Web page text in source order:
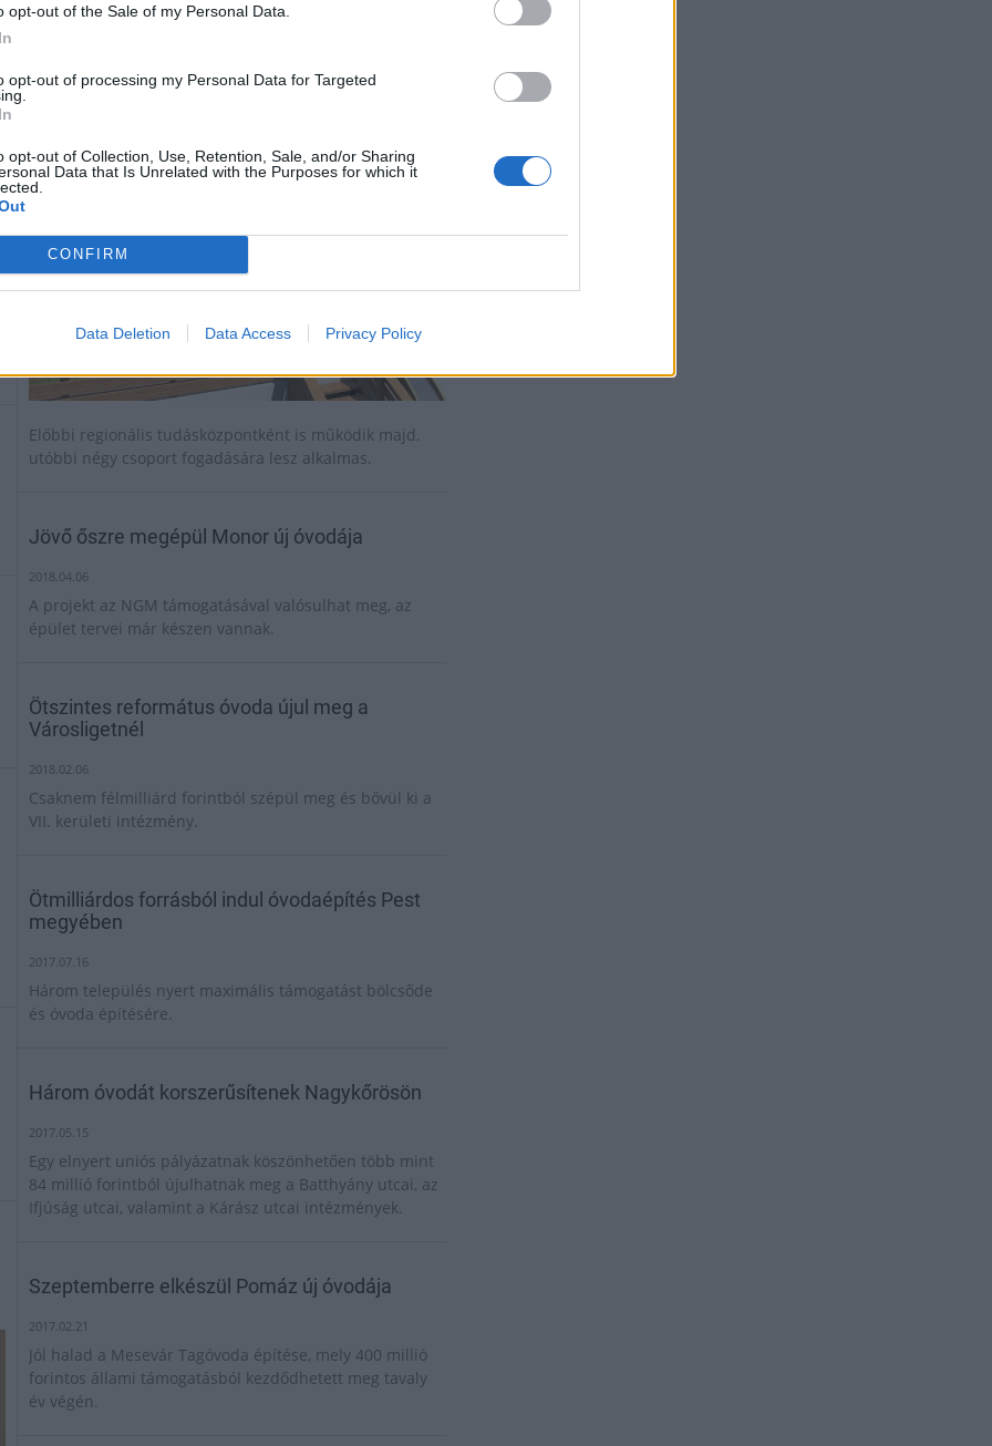
opt-out of the Sale of my Personal Data.
opt-out of processing my Personal Data for Targeted
opt-out of Collection, Use, Retention, Sale, and/or Sharing
Data that Is Unrelated with the Purposes for which it
CONFIRM
Data Deletion Data Access Privacy Policy
Előbbi regionális tudásközpontként is működik majd,
utóbbi négy csoport fogadására lesz alkalmas.
Jövő őszre megépül Monor új óvodája
2018.04.06
A projekt az NGM támogatásával valósulhat meg, az
épület tervei már készen vannak.
Ötszintes református óvoda újul meg a
Városligetnél
2018.02.06
Csaknem félmilliárd forintból szépül meg és bővül ki a
VII. kerületi intézmény.
Ötmilliárdos forrásból indul óvodaépítés Pest
megyében
2017.07.16
Három település nyert maximális támogatást bölcsőde
és óvoda építésére.
Három óvodát korszerűsítenek Nagykőrösön
2017.05.15
Egy elnyert uniós pályázatnak köszönhetően több mint
84 millió forintból újulhatnak meg a Batthyány utcai, az
Ifjúság utcai, valamint a Kárász utcai intézmények.
Szeptemberre elkészül Pomáz új óvodája
2017.02.21
Jól halad a Mesevár Tagóvoda építése, mely 400 millió
forintos állami támogatásból kezdődhetett meg tavaly
év végén.